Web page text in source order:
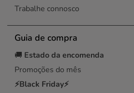
Trabalhe connosco
Guia de compra
🚚 Estado da encomenda
Promoções do mês
⚡Black Friday⚡